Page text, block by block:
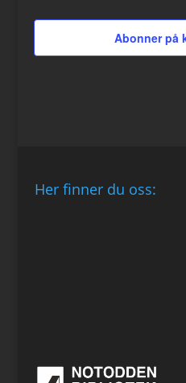
Abonner på
Her finner du oss: